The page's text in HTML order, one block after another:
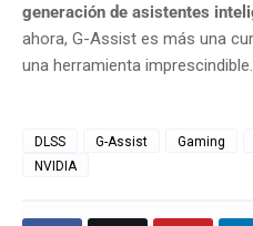
generación de asistentes
ahora, G-Assist es más una
una herramienta
DLSS G-Assist Gaming
NVIDIA